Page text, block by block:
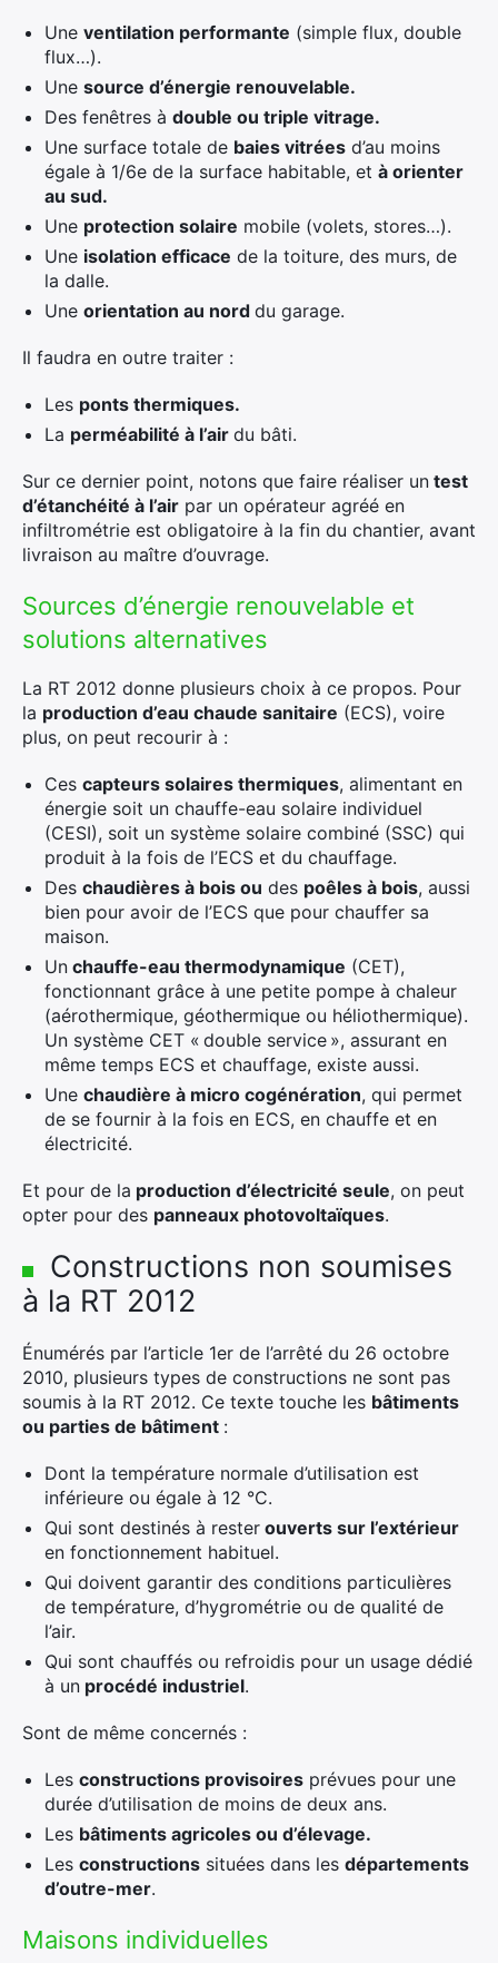
Une ventilation performante (simple flux, double
flux…).
Une source d’énergie renouvelable.
Des fenêtres à double ou triple vitrage.
Une surface totale de baies vitrées d’au moins
égale à 1/6e de la surface habitable, et à orienter
au sud.
Une protection solaire mobile (volets, stores…).
Une isolation efficace de la toiture, des murs, de
la dalle.
Une orientation au nord du garage.
Il faudra en outre traiter :
Les ponts thermiques.
La perméabilité à l’air du bâti.
Sur ce dernier point, notons que faire réaliser un test
d’étanchéité à l’air par un opérateur agréé en
infiltrométrie est obligatoire à la fin du chantier, avant
livraison au maître d’ouvrage.
Sources d’énergie renouvelable et
solutions alternatives
La RT 2012 donne plusieurs choix à ce propos. Pour
la production d’eau chaude sanitaire (ECS), voire
plus, on peut recourir à :
Ces capteurs solaires thermiques, alimentant en
énergie soit un chauffe-eau solaire individuel
(CESI), soit un système solaire combiné (SSC) qui
produit à la fois de l’ECS et du chauffage.
Des chaudières à bois ou des poêles à bois, aussi
bien pour avoir de l’ECS que pour chauffer sa
maison.
Un chauffe-eau thermodynamique (CET),
fonctionnant grâce à une petite pompe à chaleur
(aérothermique, géothermique ou héliothermique).
Un système CET « double service », assurant en
même temps ECS et chauffage, existe aussi.
Une chaudière à micro cogénération, qui permet
de se fournir à la fois en ECS, en chauffe et en
électricité.
Et pour de la production d’électricité seule, on peut
opter pour des panneaux photovoltaïques.
Constructions non soumises
à la RT 2012
Énumérés par l’article 1er de l’arrêté du 26 octobre
2010, plusieurs types de constructions ne sont pas
soumis à la RT 2012. Ce texte touche les bâtiments
ou parties de bâtiment :
Dont la température normale d’utilisation est
inférieure ou égale à 12 °C.
Qui sont destinés à rester ouverts sur l’extérieur
en fonctionnement habituel.
Qui doivent garantir des conditions particulières
de température, d’hygrométrie ou de qualité de
l’air.
Qui sont chauffés ou refroidis pour un usage dédié
à un procédé industriel.
Sont de même concernés :
Les constructions provisoires prévues pour une
durée d’utilisation de moins de deux ans.
Les bâtiments agricoles ou d’élevage.
Les constructions situées dans les départements
d’outre-mer.
Maisons individuelles